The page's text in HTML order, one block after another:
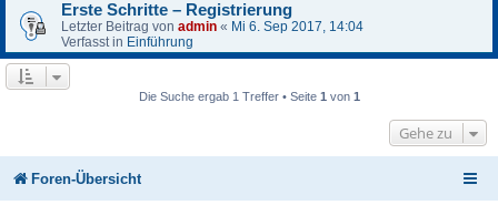
Erste Schritte – Registrierung
Letzter Beitrag von admin « Mi 6. Sep 2017, 14:04
Verfasst in Einführung
Die Suche ergab 1 Treffer • Seite 1 von 1
Gehe zu
Foren-Übersicht